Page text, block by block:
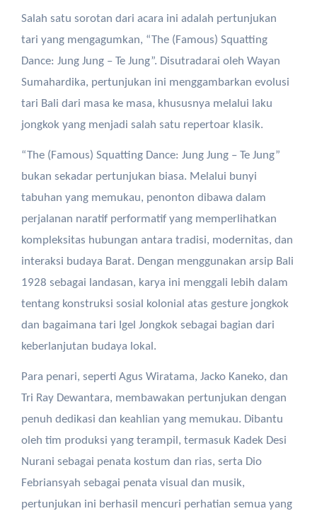
Salah satu sorotan dari acara ini adalah pertunjukan
tari yang mengagumkan, “The (Famous) Squatting
Dance: Jung Jung – Te Jung”. Disutradarai oleh Wayan
Sumahardika, pertunjukan ini menggambarkan evolusi
tari Bali dari masa ke masa, khususnya melalui laku
jongkok yang menjadi salah satu repertoar klasik.
“The (Famous) Squatting Dance: Jung Jung – Te Jung”
bukan sekadar pertunjukan biasa. Melalui bunyi
tabuhan yang memukau, penonton dibawa dalam
perjalanan naratif performatif yang memperlihatkan
kompleksitas hubungan antara tradisi, modernitas, dan
interaksi budaya Barat. Dengan menggunakan arsip Bali
1928 sebagai landasan, karya ini menggali lebih dalam
tentang konstruksi sosial kolonial atas gesture jongkok
dan bagaimana tari Igel Jongkok sebagai bagian dari
keberlanjutan budaya lokal.
Para penari, seperti Agus Wiratama, Jacko Kaneko, dan
Tri Ray Dewantara, membawakan pertunjukan dengan
penuh dedikasi dan keahlian yang memukau. Dibantu
oleh tim produksi yang terampil, termasuk Kadek Desi
Nurani sebagai penata kostum dan rias, serta Dio
Febriansyah sebagai penata visual dan musik,
pertunjukan ini berhasil mencuri perhatian semua yang